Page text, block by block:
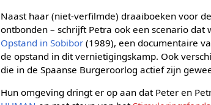
Naast haar (niet-verfilmde) draaiboeken voor
ontbonden – schrijft Petra ook een scenario dat
Opstand in Sobibor (1989), een documentaire
de opstand in dit vernietigingskamp. Ook
die in de Spaanse Burgeroorlog actief zijn
Hun omgeving dringt er op aan dat Peter en